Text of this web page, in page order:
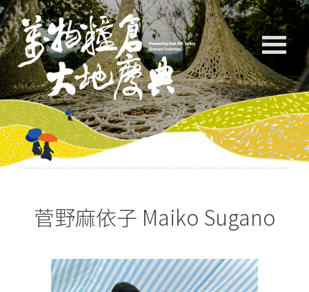
菅野麻依子 Maiko Sugano